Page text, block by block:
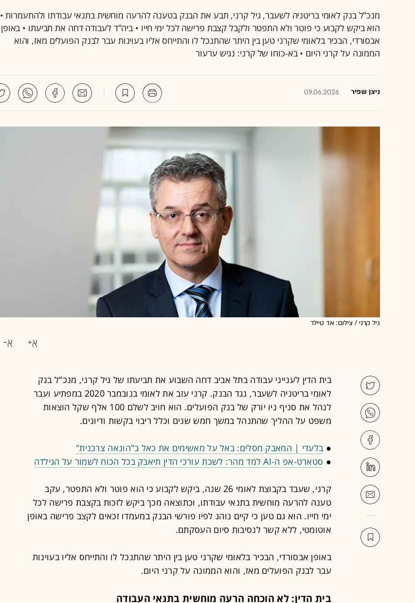
מנכ"ל בנק לאומי בריטניה לשעבר, גיל קרני, תבע את הבנק בטענה להרעה מוחשית בתנאי עבודתו ולהתעמרות •
הוא ביקש לקבוע כי פוטר ולא התפטר ולקבל קצבת פרישה לכל ימי חייו • ביה"ד לעבודה דחה את תביעתו • באופן
אבסורדי, הבכיר בלאומי שקרני טען בין היתר שהתנכל לו והתייחס אליו בעוינות עבר לבנק הפועלים מאז, והוא
הממונה על קרני היום • בא-כוחו של קרני: נגיש ערעור
ניצן שפיר 09.06.2026
גיל קרני / צילום: אד טיילר
בית הדין לענייני עבודה בתל אביב דחה השבוע את תביעתו של גיל קרני, מנכ"ל בנק
לאומי בריטניה לשעבר, נגד הבנק. קרני עזב את לאומי בנובמבר 2020 במפתיע ועבר
לנהל את סניף ניו יורק של בנק הפועלים. הוא חויב לשלם 100 אלף שקל הוצאות
משפט על ההליך שהתנהל במשך חמש שנים וכלל ריבוי בקשות ודיונים.
● בלעדי | המאבק מסלים: באל על מאשימים את כאל ב"הונאה צרכנית"
● סטארט-אפ ה-AI למד מהר: לשכת עורכי הדין תיאבק בכל הכוח לשמור על הגילדה
קרני, שעבד בקבוצת לאומי 26 שנה, ביקש לקבוע כי הוא פוטר ולא התפטר, עקב
טענה להרעה מוחשית בתנאי עבודתו, וכתוצאה מכך ביקש לזכות בקצבת פרישה לכל
ימי חייו. הוא גם טען כי קיים נוהג לפיו פורשי הבנק במעמדו זכאים לקצב פרישה באופן
אוטומטי, ללא קשר לנסיבות סיום העסקתם.
באופן אבסורדי, הבכיר בלאומי שקרני טען בין היתר שהתנכל לו והתייחס אליו בעוינות
עבר לבנק הפועלים מאז, והוא הממונה על קרני היום.
בית הדין: לא הוכחה הרעה מוחשית בתנאי העבודה